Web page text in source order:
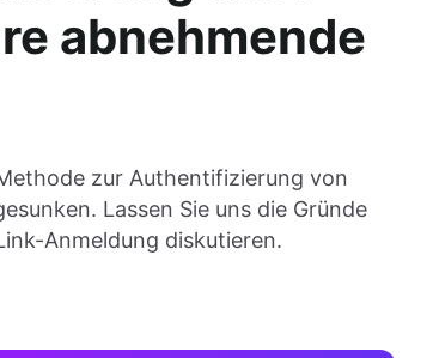
abnehmende
zur Authentifizierung von
Lassen Sie uns die Gründe
Anmeldung diskutieren.